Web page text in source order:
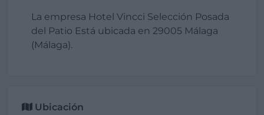
La empresa Hotel Vincci Selección Posada
del Patio Está ubicada en 29005 Málaga
(Málaga).
Ubicación